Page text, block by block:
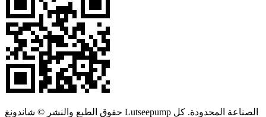
حقوق الطبع والنشر © شاندونغ Lutseepump الصناعة المحدودة. كل